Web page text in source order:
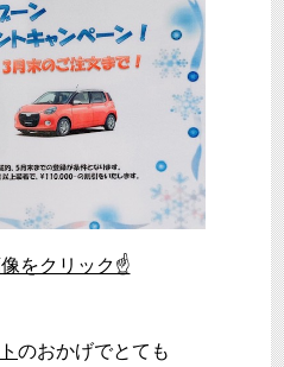
をクリック☝
のおかげでとても